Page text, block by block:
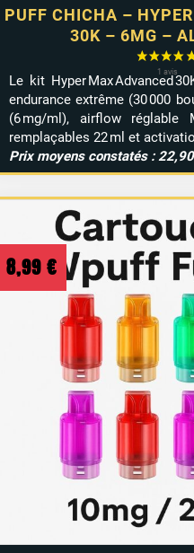
PUFF CHICHA –
30K – 6MG –
Le kit Hyper Max Advanced
endurance extrême (30 000
(6 mg/ml), airflow réglable
remplaçables 22 ml et
Prix moyens constatés :
8,99€